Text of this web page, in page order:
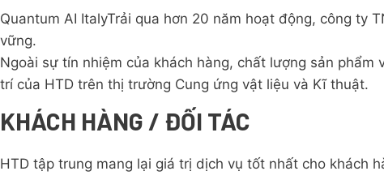
Quantum AI ItalyTrải qua hơn 20 năm hoạt động, công ty
vững.
Ngoài sự tín nhiệm của khách hàng, chất lượng sản
trí của HTD trên thị trường Cung ứng vật liệu và Kĩ thuật.
KHÁCH HÀNG / ĐỐI TÁC
HTD tập trung mang lại giá trị dịch vụ tốt nhất cho khách